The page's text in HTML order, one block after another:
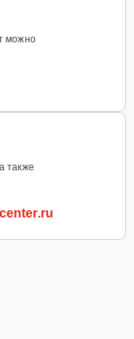
можно
также